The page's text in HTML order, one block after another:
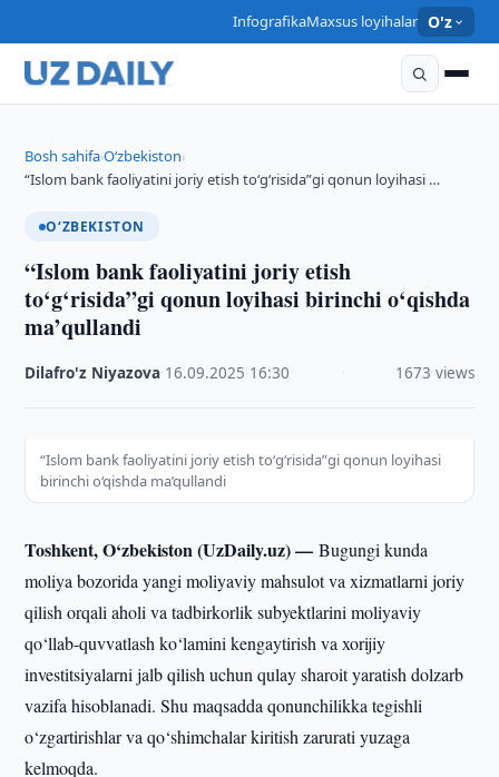
InfografikaMaxsus loyihalar O'z
Bosh sahifa›O‘zbekiston›
“Islom bank faoliyatini joriy etish to‘g‘risida”gi qonun loyihasi …
O‘ZBEKISTON
“Islom bank faoliyatini joriy etish
to‘g‘risida”gi qonun loyihasi birinchi o‘qishda
ma’qullandi
Dilafro'z Niyazova 16.09.2025 16:30 1673 views
“Islom bank faoliyatini joriy etish to‘g‘risida”gi qonun loyihasi
birinchi o‘qishda ma’qullandi
Toshkent, O‘zbekiston (UzDaily.uz) —Bugungi kunda
moliya bozorida yangi moliyaviy mahsulot va xizmatlarni joriy
qilish orqali aholi va tadbirkorlik subyektlarini moliyaviy
qo‘llab-quvvatlash ko‘lamini kengaytirish va xorijiy
investitsiyalarni jalb qilish uchun qulay sharoit yaratish dolzarb
vazifa hisoblanadi. Shu maqsadda qonunchilikka tegishli
o‘zgartirishlar va qo‘shimchalar kiritish zarurati yuzaga
kelmoqda.